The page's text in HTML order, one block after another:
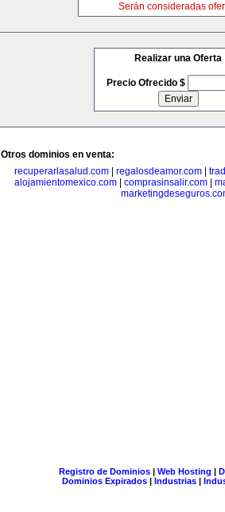
Serán consideradas
Realizar una Oferta
Precio Ofrecido $
Otros dominios en venta:
recuperarlasalud.com
regalosdeamor.com
alojamientomexico.com| comprasinsalir.com|
Registro de Dominios| Web Hosting |
Dominios Expirados | Industrias |